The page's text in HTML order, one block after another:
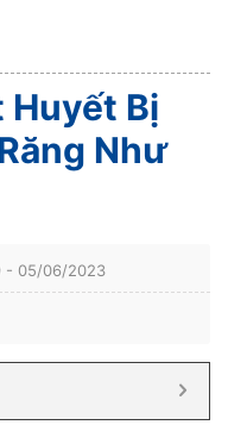
Huyết Bị
Như
- 05/06/2023